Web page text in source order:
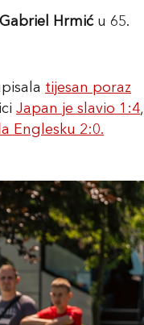
Gabriel Hrmiću 65.
tijesan poraz
Japan je slavio 1:4,
Englesku 2:0.